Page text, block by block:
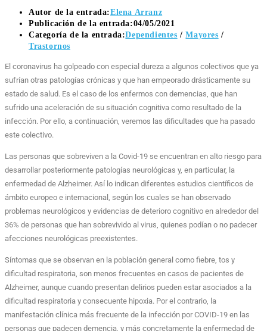
Autor de la entrada:Elena Arranz
Publicación de la entrada:04/05/2021
Categoría de la entrada:Dependientes / Mayores /
Trastornos
El coronavirus ha golpeado con especial dureza a algunos colectivos que ya
sufrían otras patologías crónicas y que han empeorado drásticamente su
estado de salud. Es el caso de los enfermos con demencias, que han
sufrido una aceleración de su situación cognitiva como resultado de la
infección. Por ello, a continuación, veremos las dificultades que ha pasado
este colectivo.
Las personas que sobreviven a la Covid-19 se encuentran en alto riesgo para
desarrollar posteriormente patologías neurológicas y, en particular, la
enfermedad de Alzheimer. Así lo indican diferentes estudios científicos de
ámbito europeo e internacional, según los cuales se han observado
problemas neurológicos y evidencias de deterioro cognitivo en alrededor del
36% de personas que han sobrevivido al virus, quienes podían o no padecer
afecciones neurológicas preexistentes.
Síntomas que se observan en la población general como fiebre, tos y
dificultad respiratoria, son menos frecuentes en casos de pacientes de
Alzheimer, aunque cuando presentan delirios pueden estar asociados a la
dificultad respiratoria y consecuente hipoxia. Por el contrario, la
manifestación clínica más frecuente de la infección por COVID-19 en las
personas que padecen demencia, y más concretamente la enfermedad de